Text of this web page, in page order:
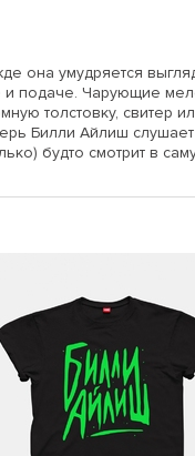
она умудряется
подаче. Чарующие
толстовку, свитер
Билли Айлиш
будто смотрит в